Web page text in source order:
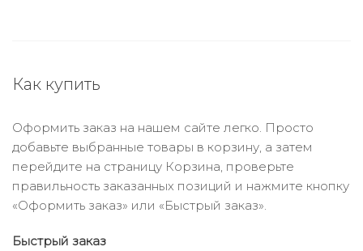
Как купить
Оформить заказ на нашем сайте легко. Просто
добавьте выбранные товары в корзину, а затем
перейдите на страницу Корзина, проверьте
правильность заказанных позиций и нажмите кнопку
«Оформить заказ» или «Быстрый заказ».
Быстрый заказ